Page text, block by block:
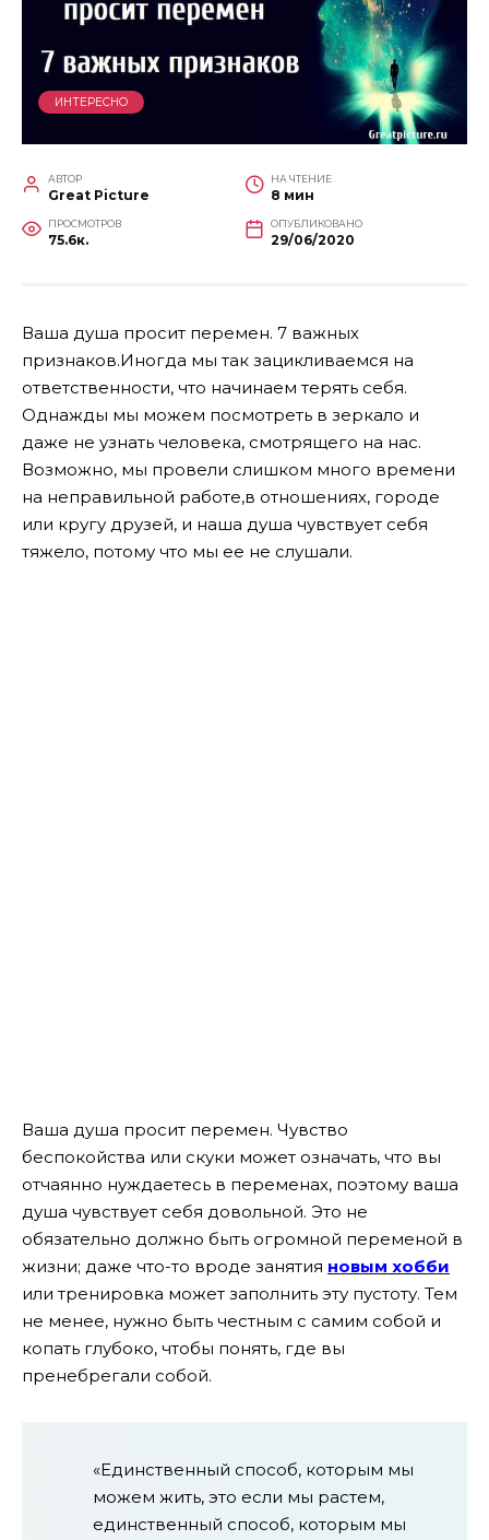
ИНТЕРЕСНО
АВТОР
Great Picture
НА ЧТЕНИЕ
8 мин
ПРОСМОТРОВ
75.6к.
ОПУБЛИКОВАНО
29/06/2020
Ваша душа просит перемен. 7 важных
признаков.Иногда мы так зацикливаемся на
ответственности, что начинаем терять себя.
Однажды мы можем посмотреть в зеркало и
даже не узнать человека, смотрящего на нас.
Возможно, мы провели слишком много времени
на неправильной работе,в отношениях, городе
или кругу друзей, и наша душа чувствует себя
тяжело, потому что мы ее не слушали.
Ваша душа просит перемен. Чувство
беспокойства или скуки может означать, что вы
отчаянно нуждаетесь в переменах, поэтому ваша
душа чувствует себя довольной. Это не
обязательно должно быть огромной переменой в
жизни; даже что-то вроде занятия новым хобби
или тренировка может заполнить эту пустоту. Тем
не менее, нужно быть честным с самим собой и
копать глубоко, чтобы понять, где вы
пренебрегали собой.
«Единственный способ, которым мы
можем жить, это если мы растем,
единственный способ, которым мы